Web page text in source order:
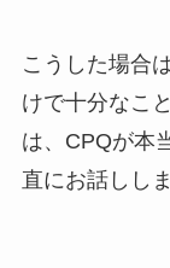
こうした場合
けで十分なこ
は、CPQが本
直にお話ししま